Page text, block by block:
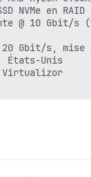
NVMe en RAID
@ 10
20 Gbit/s,
États-Unis
Virtualizor